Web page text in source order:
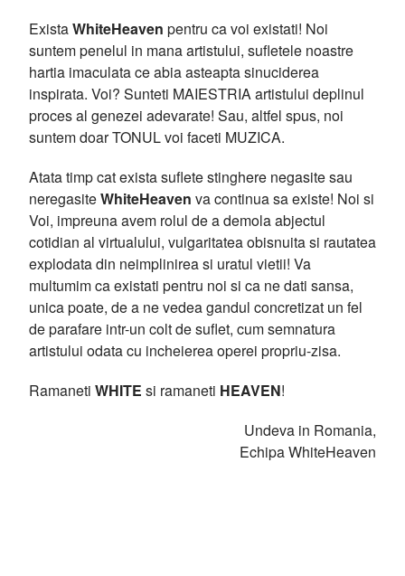
ExistaWhiteHeaven pentru ca voi existati! Noi
suntem penelul in mana artistului, sufletele noastre
hartia imaculata ce abia asteapta sinuciderea
inspirata. Voi? Sunteti MAIESTRIA artistului deplinul
proces al genezei adevarate! Sau, altfel spus, noi
suntem doar TONUL voi faceti MUZICA.
Atata timp cat exista suflete stinghere negasite sau
neregasiteWhiteHeaven va continua sa existe! Noi si
Voi, impreuna avem rolul de a demola abjectul
cotidian al virtualului, vulgaritatea obisnuita si rautatea
explodata din neimplinirea si uratul vietii! Va
multumim ca existati pentru noi si ca ne dati sansa,
unica poate, de a ne vedea gandul concretizat un fel
de parafare intr-un colt de suflet, cum semnatura
artistului odata cu incheierea operei propriu-zisa.
Ramaneti WHITE si ramaneti HEAVEN!
Undeva in Romania,
Echipa WhiteHeaven